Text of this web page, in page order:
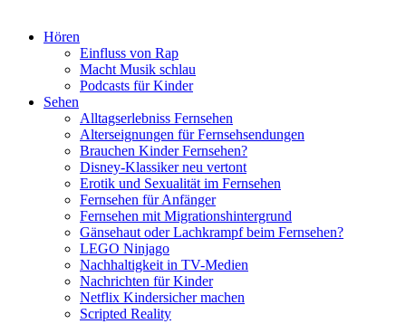
Hören
Einfluss von Rap
Macht Musik schlau
Podcasts für Kinder
Sehen
Alltagserlebniss Fernsehen
Alterseignungen für Fernsehsendungen
Brauchen Kinder Fernsehen?
Disney-Klassiker neu vertont
Erotik und Sexualität im Fernsehen
Fernsehen für Anfänger
Fernsehen mit Migrationshintergrund
Gänsehaut oder Lachkrampf beim Fernsehen?
LEGO Ninjago
Nachhaltigkeit in TV-Medien
Nachrichten für Kinder
Netflix Kindersicher machen
Scripted Reality